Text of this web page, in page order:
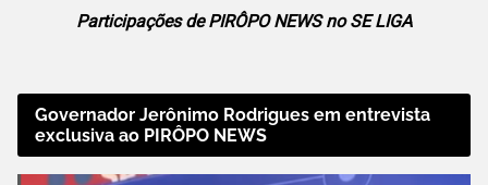
Participações de PIRÔPO NEWS no SE LIGA
Governador Jerônimo Rodrigues em entrevista
exclusiva ao PIRÔPO NEWS